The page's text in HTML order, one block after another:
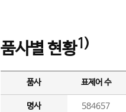
품사별 현황1)
품사 표제어 수
명사 584657